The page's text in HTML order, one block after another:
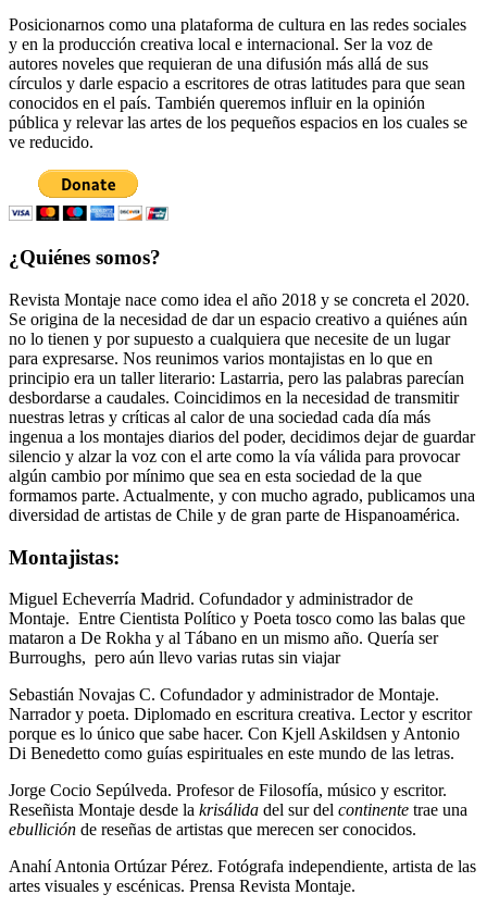
Posicionarnos como una plataforma de cultura en las redes sociales
y en la producción creativa local e internacional. Ser la voz de
autores noveles que requieran de una difusión más allá de sus
círculos y darle espacio a escritores de otras latitudes para que sean
conocidos en el país. También queremos influir en la opinión
pública y relevar las artes de los pequeños espacios en los cuales se
ve reducido.
¿Quiénes somos?
Revista Montaje nace como idea el año 2018 y se concreta el 2020.
Se origina de la necesidad de dar un espacio creativo a quiénes aún
no lo tienen y por supuesto a cualquiera que necesite de un lugar
para expresarse. Nos reunimos varios montajistas en lo que en
principio era un taller literario: Lastarria, pero las palabras parecían
desbordarse a caudales. Coincidimos en la necesidad de transmitir
nuestras letras y críticas al calor de una sociedad cada día más
ingenua a los montajes diarios del poder, decidimos dejar de guardar
silencio y alzar la voz con el arte como la vía válida para provocar
algún cambio por mínimo que sea en esta sociedad de la que
formamos parte. Actualmente, y con mucho agrado, publicamos una
diversidad de artistas de Chile y de gran parte de Hispanoamérica.
Montajistas:
Miguel Echeverría Madrid. Cofundador y administrador de
Montaje. Entre Cientista Político y Poeta tosco como las balas que
mataron a De Rokha y al Tábano en un mismo año. Quería ser
Burroughs, pero aún llevo varias rutas sin viajar
Sebastián Novajas C. Cofundador y administrador de Montaje.
Narrador y poeta. Diplomado en escritura creativa. Lector y escritor
porque es lo único que sabe hacer. Con Kjell Askildsen y Antonio
Di Benedetto como guías espirituales en este mundo de las letras.
Jorge Cocio Sepúlveda. Profesor de Filosofía, músico y escritor.
Reseñista Montaje desde la krisálida del sur del continente trae una
ebullición de reseñas de artistas que merecen ser conocidos.
Anahí Antonia Ortúzar Pérez. Fotógrafa independiente, artista de las
artes visuales y escénicas. Prensa Revista Montaje.